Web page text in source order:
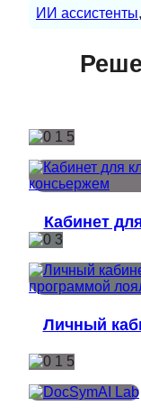
ИИ ассистенты,
Кабинет
Личный